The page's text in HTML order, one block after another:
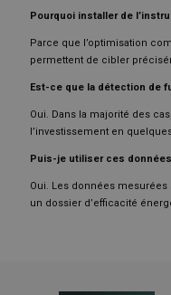
Pourquoi installer de
Parce que l’optimisation
permettent de cibler
Est-ce que la détection de
Oui. Dans la majorité des
l’investissement en
Puis-je utiliser ces
Oui. Les données
un dossier d’efficacité